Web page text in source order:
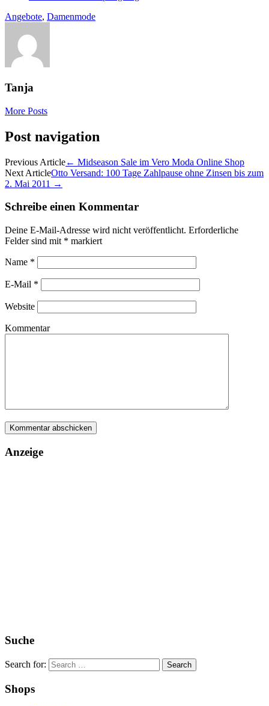
Angebote, Damenmode
Tanja
More Posts
Post navigation
Previous Article← Midseason Sale im Vero Moda Online Shop
Next ArticleOtto Versand: 100 Tage Zahlpause ohne Zinsen bis zum
2. Mai 2011 →
Schreibe einen Kommentar
Deine E-Mail-Adresse wird nicht veröffentlicht. Erforderliche
Felder sind mit * markiert
Name *
E-Mail *
Website
Kommentar
Anzeige
Suche
Search for:
Shops